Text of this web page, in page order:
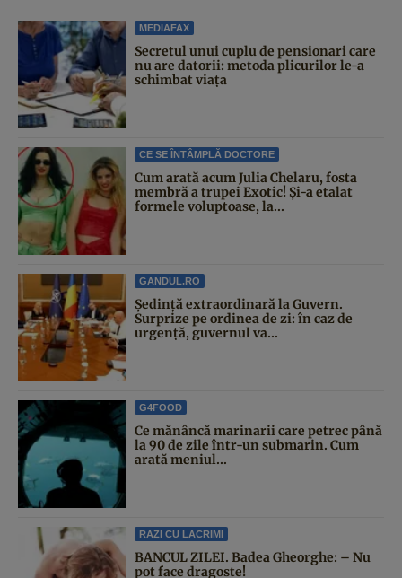
MEDIAFAX
Secretul unui cuplu de pensionari care
nu are datorii: metoda plicurilor le-a
schimbat viața
CE SE ÎNTÂMPLĂ DOCTORE
Cum arată acum Julia Chelaru, fosta
membră a trupei Exotic! Și-a etalat
formele voluptoase, la...
GANDUL.RO
Şedinţă extraordinară la Guvern.
Surprize pe ordinea de zi: în caz de
urgență, guvernul va...
G4FOOD
Ce mănâncă marinarii care petrec până
la 90 de zile într-un submarin. Cum
arată meniul...
RAZI CU LACRIMI
BANCUL ZILEI. Badea Gheorghe: – Nu
pot face dragoste!